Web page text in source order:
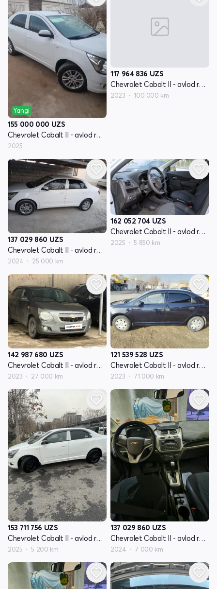
Yangi
155 000 000 UZS
Chevrolet Cobalt II - avlod restyling
2025
117 964 836 UZS
Chevrolet Cobalt II - avlod restyling
2023 100 000 km
137 029 860 UZS
Chevrolet Cobalt II - avlod restyling
2024 25 000 km
162 052 704 UZS
Chevrolet Cobalt II - avlod restyling
2025 5 850 km
142 987 680 UZS
Chevrolet Cobalt II - avlod restyling
2023 27 000 km
121 539 528 UZS
Chevrolet Cobalt II - avlod restyling
2023 71 000 km
153 711 756 UZS
Chevrolet Cobalt II - avlod restyling
2025 5 200 km
137 029 860 UZS
Chevrolet Cobalt II - avlod restyling
2024 7 000 km